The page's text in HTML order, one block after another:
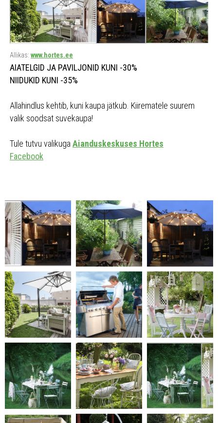
Allikas: www.hortes.ee
AIATELGID JA PAVILJONID KUNI -30%
NIIDUKID KUNI -35%
Allahindlus kehtib, kuni kaupa jätkub. Kiirematele suurem
valik soodsat suvekaupa!
Tule tutvu valikuga Aianduskeskuses Hortes
Facebook